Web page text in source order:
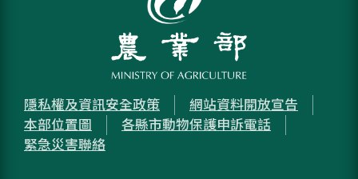
隱私權及資訊安全政策
網站資料開放宣告
本部位置圖
各縣市動物保護申訴電話
緊急災害聯絡